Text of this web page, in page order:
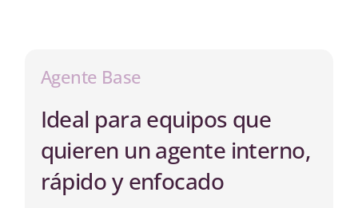
Agente Base
Ideal para equipos que
quieren un agente interno,
rápido y enfocado